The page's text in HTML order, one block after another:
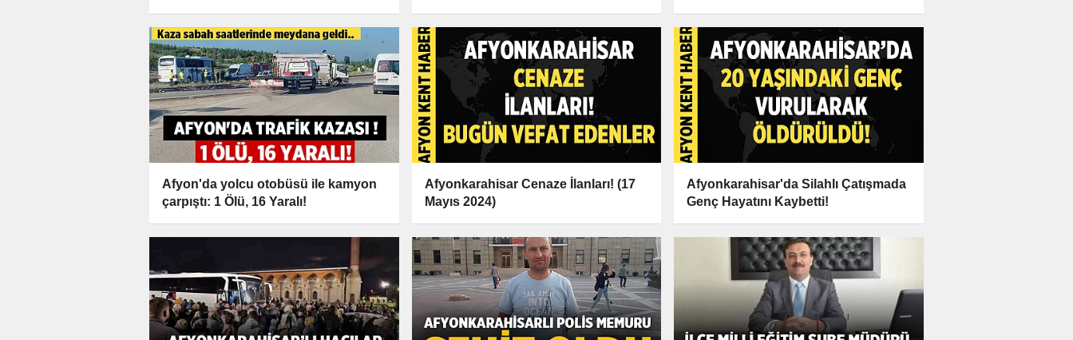
Afyon'da yolcu otobüsü ile kamyon
çarpıştı: 1 Ölü, 16 Yaralı!
Afyonkarahisar Cenaze İlanları! (17
Mayıs 2024)
Afyonkarahisar'da Silahlı Çatışmada
Genç Hayatını Kaybetti!